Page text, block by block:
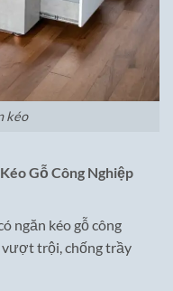
kéo
Gỗ Công Nghiệp
ngăn kéo gỗ công
vượt trội, chống trầy